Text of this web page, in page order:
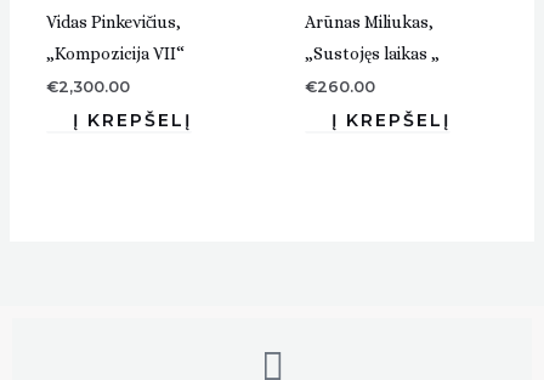
Vidas Pinkevičius,
„Kompozicija VII“
€2,300.00
Arūnas Miliukas,
„Sustojęs laikas „
€260.00